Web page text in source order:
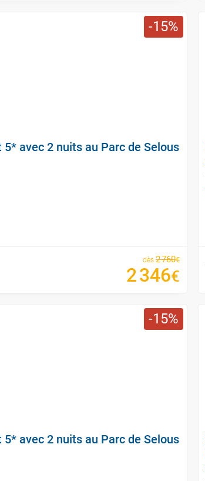
15
avec 2 nuits au Parc de Selous
dès 2760€
2346€
15
avec 2 nuits au Parc de Selous